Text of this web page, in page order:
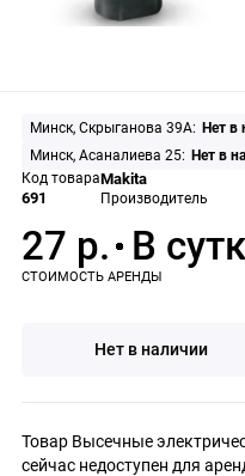
Минск, Скрыганова 39А: Нет в
Минск, Асаналиева 25: Нет в
Код товара
691
Makita
Производитель
27 р.
Нет в наличии
Товар Высечные
сейчас недоступен для